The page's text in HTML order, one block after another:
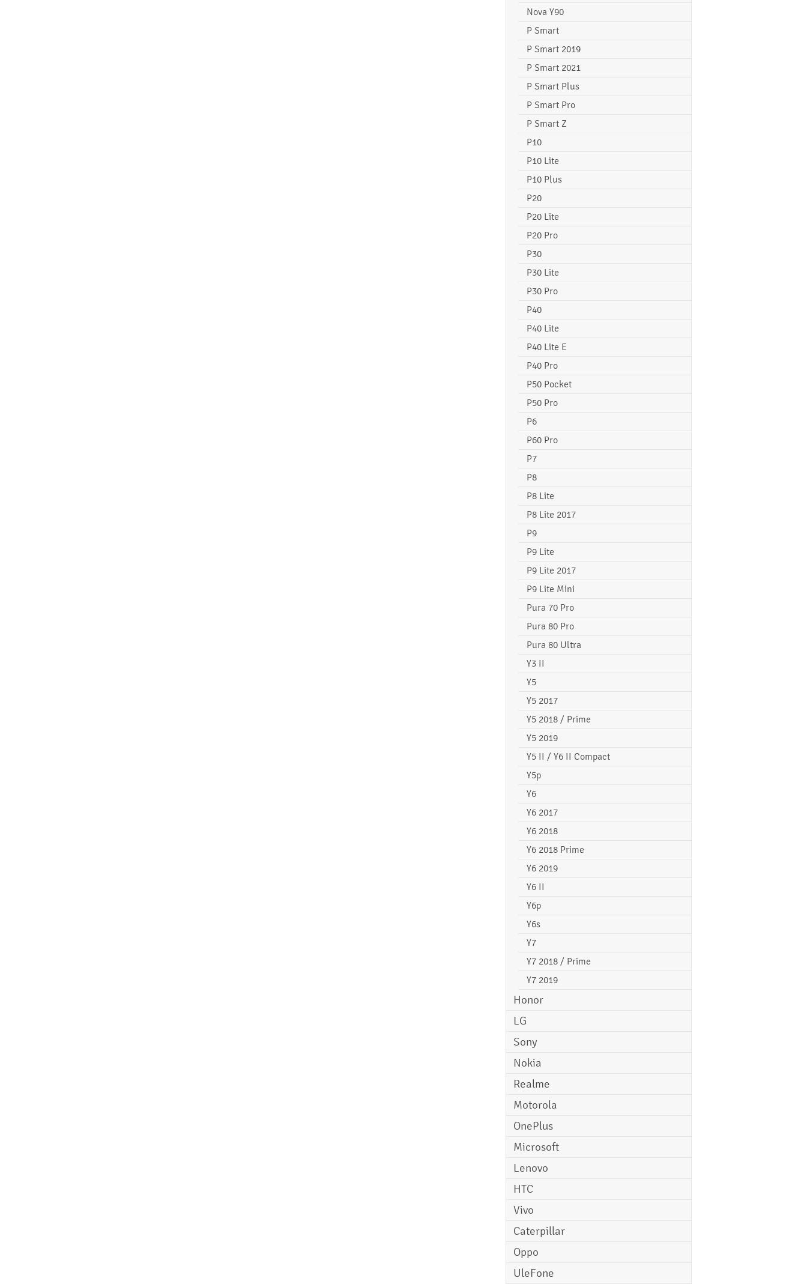
Nova Y90
P Smart
P Smart 2019
P Smart 2021
P Smart Plus
P Smart Pro
P Smart Z
P10
P10 Lite
P10 Plus
P20
P20 Lite
P20 Pro
P30
P30 Lite
P30 Pro
P40
P40 Lite
P40 Lite E
P40 Pro
P50 Pocket
P50 Pro
P6
P60 Pro
P7
P8
P8 Lite
P8 Lite 2017
P9
P9 Lite
P9 Lite 2017
P9 Lite Mini
Pura 70 Pro
Pura 80 Pro
Pura 80 Ultra
Y3 II
Y5
Y5 2017
Y5 2018 / Prime
Y5 2019
Y5 II / Y6 II Compact
Y5p
Y6
Y6 2017
Y6 2018
Y6 2018 Prime
Y6 2019
Y6 II
Y6p
Y6s
Y7
Y7 2018 / Prime
Y7 2019
Honor
LG
Sony
Nokia
Realme
Motorola
OnePlus
Microsoft
Lenovo
HTC
Vivo
Caterpillar
Oppo
UleFone